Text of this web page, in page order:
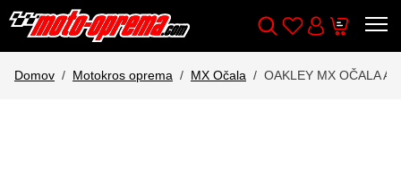
Wishlist
Cart
Domov Motokros oprema MX Očala OAKLEY MX OČALA